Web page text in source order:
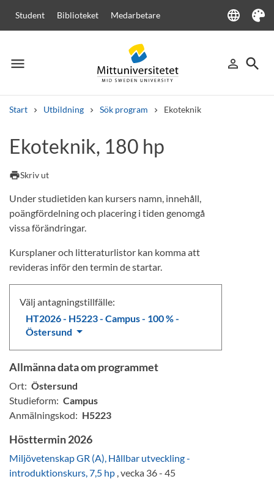
Student Biblioteket Medarbetare language
Language
Tema
menu
Meny person_outline
Logga in
search
Sök
Start Utbildning Sök program Ekoteknik
Andra söktjänster
Kurser och program
Ekoteknik, 180 hp
printSkriv ut
Under studietiden kan kursers namn, innehåll,
poängfördelning och placering i tiden genomgå
vissa förändringar.
Kursplaner och litteraturlistor kan komma att
revideras inför den termin de startar.
Välj antagningstillfälle:
HT2026 - H5223 - Campus - 100 % -
Östersund
Allmänna data om programmet
Ort: Östersund
Studieform: Campus
Anmälningskod: H5223
Hösttermin 2026
Miljövetenskap GR (A), Hållbar utveckling -
introduktionskurs, 7,5 hp , vecka 36 - 45